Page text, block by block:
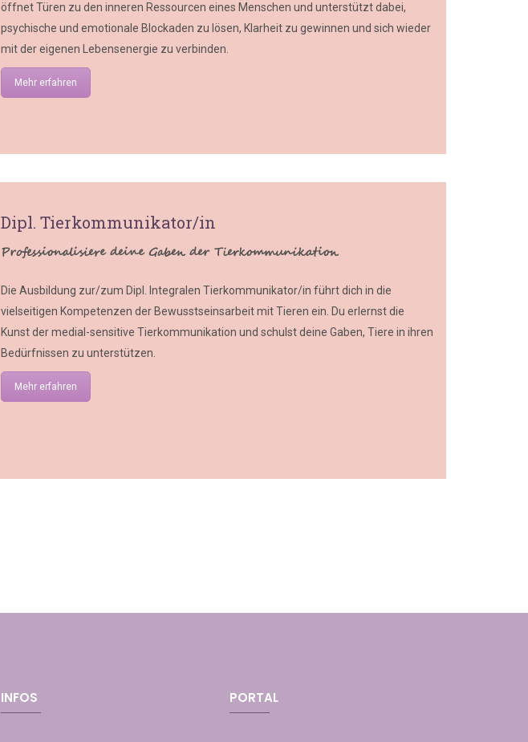
öffnet Türen zu den inneren Ressourcen eines Menschen und unterstützt dabei,
psychische und emotionale Blockaden zu lösen, Klarheit zu gewinnen und sich wieder
mit der eigenen Lebensenergie zu verbinden.
Mehr erfahren
Dipl. Tierkommunikator/in
Professionalisiere deine Gaben der Tierkommunikation
Die Ausbildung zur/zum Dipl. Integralen Tierkommunikator/in führt dich in die
vielseitigen Kompetenzen der Bewusstseinsarbeit mit Tieren ein. Du erlernst die
Kunst der medial-sensitive Tierkommunikation und schulst deine Gaben, Tiere in ihren
Bedürfnissen zu unterstützen.
Mehr erfahren
INFOS PORTAL